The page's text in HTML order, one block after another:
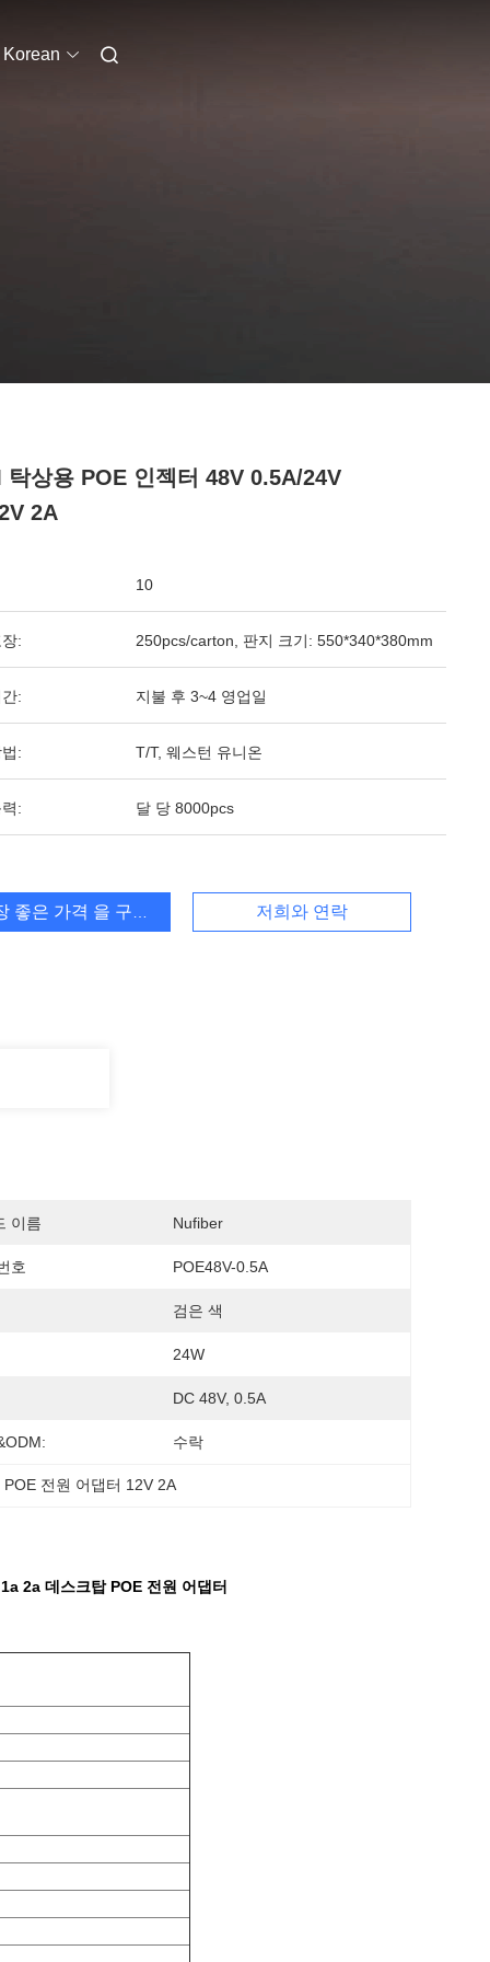
Korean
탁상용 POE 인젝터 48V 0.5A/24V
2A
10
: 250pcs/carton, 판지 크기: 550*340*380mm
: 지불 후 3~4 영업일
: T/T, 웨스턴 유니온
: 달 당 8000pcs
좋은 가격 을 구하라 저희와 연락
이름 Nufiber
호 POE48V-0.5A
검은 색
24W
DC 48V, 0.5A
수락
POE 전원 어댑터 12V 2A
2a 데스크탑 POE 전원 어댑터